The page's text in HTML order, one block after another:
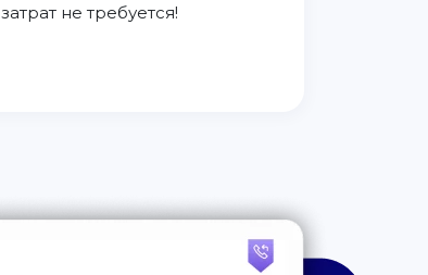
затрат не требуется!